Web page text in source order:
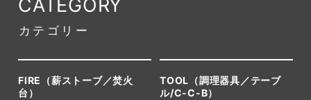
CATEGORY
カテゴリー
FIRE（薪ストーブ／焚火
台）
TOOL（調理器具／テーブ
ル/C-C-B）